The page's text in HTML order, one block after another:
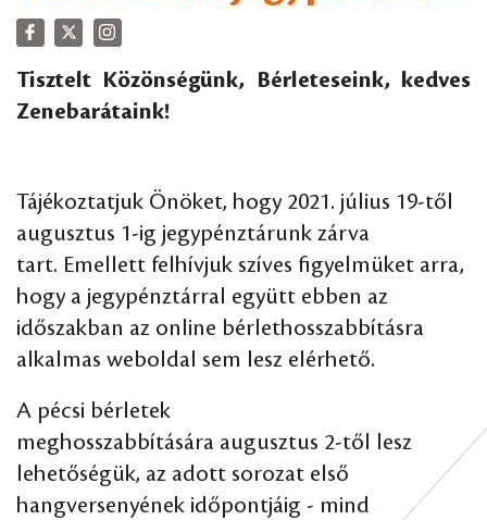
Tisztelt Közönségünk, Bérleteseink, kedves
Zenebarátaink!
Tájékoztatjuk Önöket, hogy 2021. július 19-től
augusztus 1-ig jegypénztárunk zárva
tart. Emellett felhívjuk szíves figyelmüket arra,
hogy a jegypénztárral együtt ebben az
időszakban az online bérlethosszabbításra
alkalmas weboldal sem lesz elérhető.
A pécsi bérletek
meghosszabbítására augusztus 2-től lesz
lehetőségük, az adott sorozat első
hangversenyének időpontjáig - mind